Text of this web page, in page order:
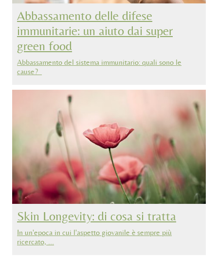
Abbassamento delle difese
immunitarie: un aiuto dai super
green food
Abbassamento del sistema immunitario: quali sono le
cause?
Skin Longevity: di cosa si tratta
In un'epoca in cui l'aspetto giovanile è sempre più
ricercato, …